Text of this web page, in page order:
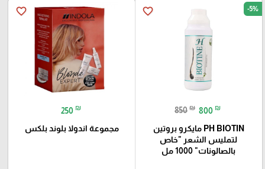
favorite_border -5%
850 ₪ 800 ₪
PH BIOTIN مايكرو بروتين
لتمليس الشعر "خاص
بالصالونات" 1000 مل
favorite_border
250 ₪
مجموعة اندولا بلوند بلكس